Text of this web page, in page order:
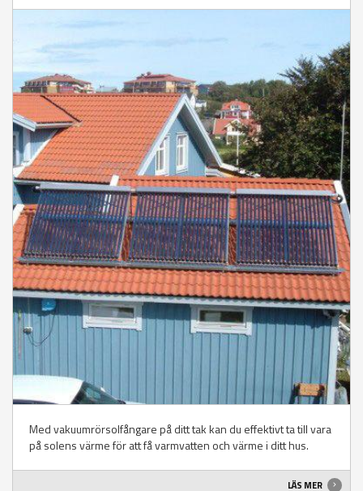
Med vakuumrörsolfångare på ditt tak kan du effektivt ta till vara
på solens värme för att få varmvatten och värme i ditt hus.
LÄS MER